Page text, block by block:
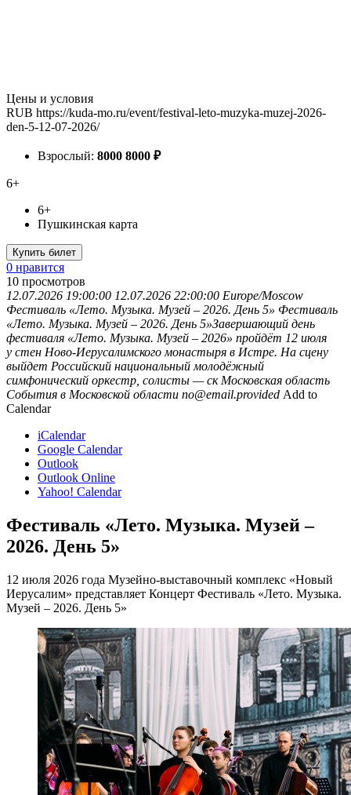
Цены и условия
RUB https://kuda-mo.ru/event/festival-leto-muzyka-muzej-2026-
den-5-12-07-2026/
Взрослый: 8000 8000 ₽
6+
6+
Пушкинская карта
Купить билет
0 нравится
10 просмотров
12.07.2026 19:00:00 12.07.2026 22:00:00 Europe/Moscow
Фестиваль «Лето. Музыка. Музей – 2026. День 5» Фестиваль
«Лето. Музыка. Музей – 2026. День 5»Завершающий день
фестиваля «Лето. Музыка. Музей – 2026» пройдёт 12 июля
у стен Ново-Иерусалимского монастыря в Истре. На сцену
выйдет Российский национальный молодёжный
симфонический оркестр, солисты — ск Московская область
События в Московской области no@email.provided Add to
Calendar
iCalendar
Google Calendar
Outlook
Outlook Online
Yahoo! Calendar
Фестиваль «Лето. Музыка. Музей –
2026. День 5»
12 июля 2026 года Музейно-выставочный комплекс «Новый
Иерусалим» представляет Концерт Фестиваль «Лето. Музыка.
Музей – 2026. День 5»